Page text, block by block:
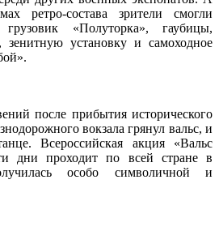
ретро-состава зрители смогли
«Полуторка», гаубицы,
зенитную установку и самоходное
после прибытия исторического
вокзала грянул вальс, и
Всероссийская акция «Вальс
дни проходит по всей стране в
особо символичной и